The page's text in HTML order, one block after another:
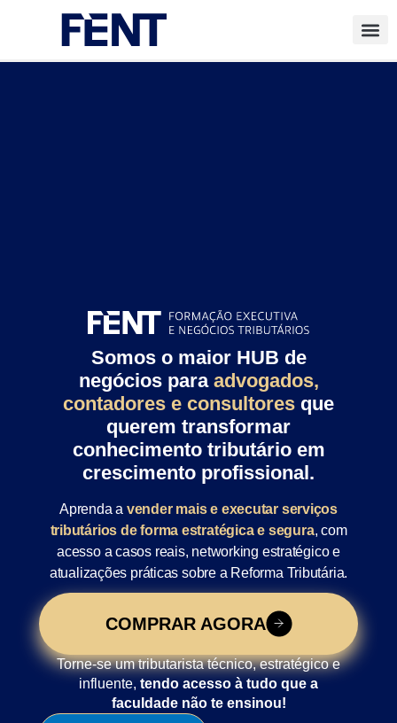
Somos o maior HUB de
negócios para advogados,
contadores e consultores que
querem transformar
conhecimento tributário em
crescimento profissional.
Aprenda a vender mais e executar serviços
tributários de forma estratégica e segura, com
acesso a casos reais, networking estratégico e
atualizações práticas sobre a Reforma Tributária.
COMPRAR AGORA
Torne-se um tributarista técnico, estratégico e
influente, tendo acesso à tudo que a
faculdade não te ensinou!